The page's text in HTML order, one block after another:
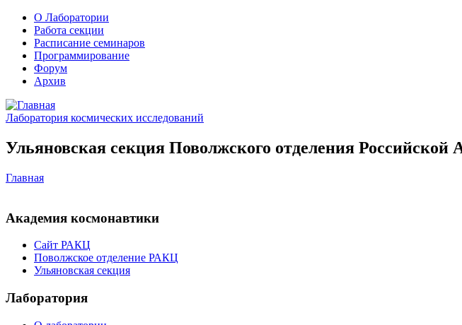
О Лаборатории
Работа секции
Расписание семинаров
Программирование
Форум
Архив
Лаборатория космических исследований
Ульяновская секция Поволжского отделения
Главная
Академия космонавтики
Сайт РАКЦ
Поволжское отделение РАКЦ
Ульяновская секция
Лаборатория